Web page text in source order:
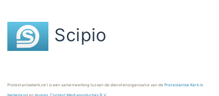
Scipio
Protestantsekerk.net is een samenwerking tussen de dienstenorganisatie van deProtestantse Kerk in
NederlandenHuman Content Mediaproducties B.V.